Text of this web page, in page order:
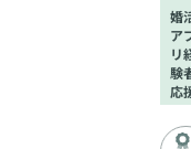
婚
ア
リ
験
応